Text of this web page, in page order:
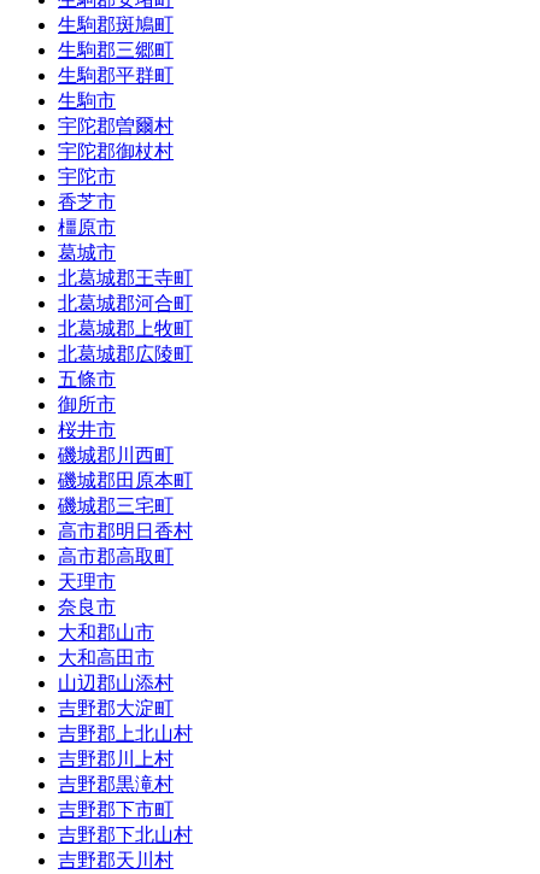
生駒郡斑鳩町
生駒郡三郷町
生駒郡平群町
生駒市
宇陀郡曽爾村
宇陀郡御杖村
宇陀市
香芝市
橿原市
葛城市
北葛城郡王寺町
北葛城郡河合町
北葛城郡上牧町
北葛城郡広陵町
五條市
御所市
桜井市
磯城郡川西町
磯城郡田原本町
磯城郡三宅町
高市郡明日香村
高市郡高取町
天理市
奈良市
大和郡山市
大和高田市
山辺郡山添村
吉野郡大淀町
吉野郡上北山村
吉野郡川上村
吉野郡黒滝村
吉野郡下市町
吉野郡下北山村
吉野郡天川村